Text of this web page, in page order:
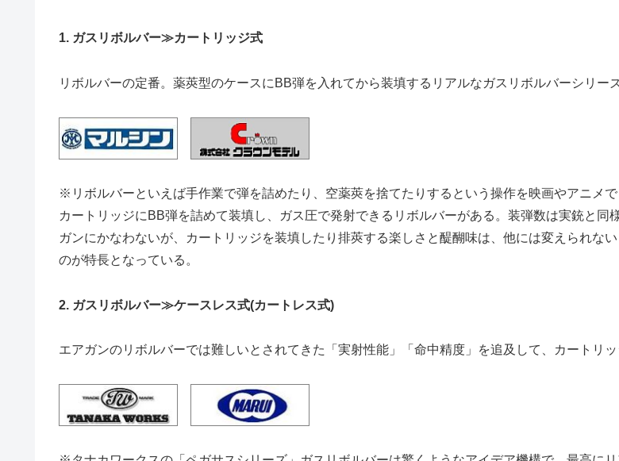
1. ガスリボルバー≫カートリッジ式
リボルバーの定番。薬莢型のケースにBB弾を入れてから装填するリアルなガスリボルバーシリー
※リボルバーといえば手作業で弾を詰めたり、空薬莢を捨てたりするという操作を映画やアニメ
カートリッジにBB弾を詰めて装填し、ガス圧で発射できるリボルバーがある。装弾数は実銃と
ガンにかなわないが、カートリッジを装填したり排莢する楽しさと醍醐味は、他には変えられな
のが特長となっている。
2. ガスリボルバー≫ケースレス式(カートレス式)
エアガンのリボルバーでは難しいとされてきた「実射性能」「命中精度」を追及して、カートリ